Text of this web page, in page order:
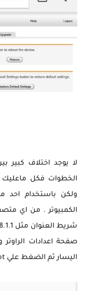
لا يوجد اختلاف كبير
الخطوات فكل
ولكن باستخدام احد
اليسار ثم الضغط علي Reboot